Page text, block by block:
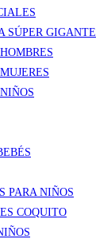
SÚPER GIGANTE
PARA NIÑOS
COQUITO